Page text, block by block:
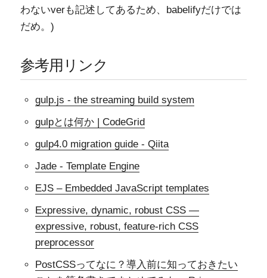
わないverも記述してあるため、babelifyだけでは
だめ。)
参考用リンク
gulp.js - the streaming build system
gulpとは何か | CodeGrid
gulp4.0 migration guide - Qiita
Jade - Template Engine
EJS – Embedded JavaScript templates
Expressive, dynamic, robust CSS —
expressive, robust, feature-rich CSS
preprocessor
PostCSSってなに？導入前に知っておきたい